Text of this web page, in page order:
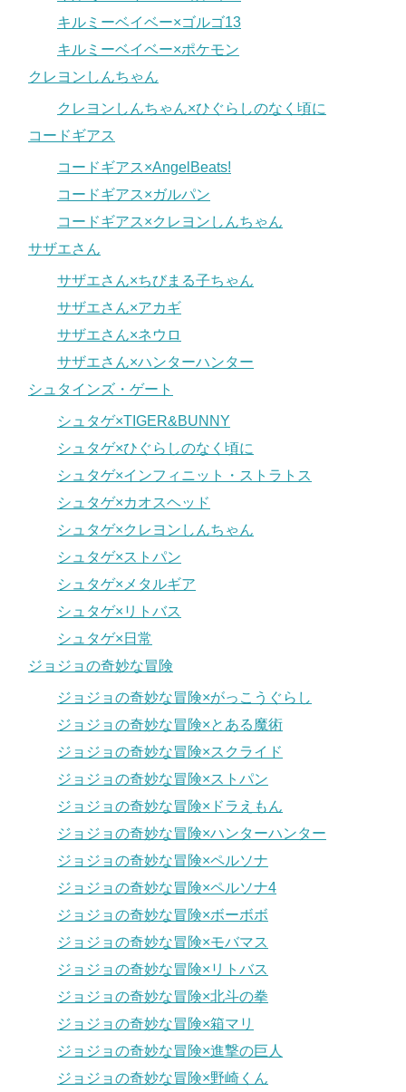
キルミーベイベー×ゴルゴ13
キルミーベイベー×ポケモン
クレヨンしんちゃん
クレヨンしんちゃん×ひぐらしのなく頃に
コードギアス
コードギアス×AngelBeats!
コードギアス×ガルパン
コードギアス×クレヨンしんちゃん
サザエさん
サザエさん×ちびまる子ちゃん
サザエさん×アカギ
サザエさん×ネウロ
サザエさん×ハンターハンター
シュタインズ・ゲート
シュタゲ×TIGER&BUNNY
シュタゲ×ひぐらしのなく頃に
シュタゲ×インフィニット・ストラトス
シュタゲ×カオスヘッド
シュタゲ×クレヨンしんちゃん
シュタゲ×ストパン
シュタゲ×メタルギア
シュタゲ×リトバス
シュタゲ×日常
ジョジョの奇妙な冒険
ジョジョの奇妙な冒険×がっこうぐらし
ジョジョの奇妙な冒険×とある魔術
ジョジョの奇妙な冒険×スクライド
ジョジョの奇妙な冒険×ストパン
ジョジョの奇妙な冒険×ドラえもん
ジョジョの奇妙な冒険×ハンターハンター
ジョジョの奇妙な冒険×ペルソナ
ジョジョの奇妙な冒険×ペルソナ4
ジョジョの奇妙な冒険×ボーボボ
ジョジョの奇妙な冒険×モバマス
ジョジョの奇妙な冒険×リトバス
ジョジョの奇妙な冒険×北斗の拳
ジョジョの奇妙な冒険×箱マリ
ジョジョの奇妙な冒険×進撃の巨人
ジョジョの奇妙な冒険×野崎くん